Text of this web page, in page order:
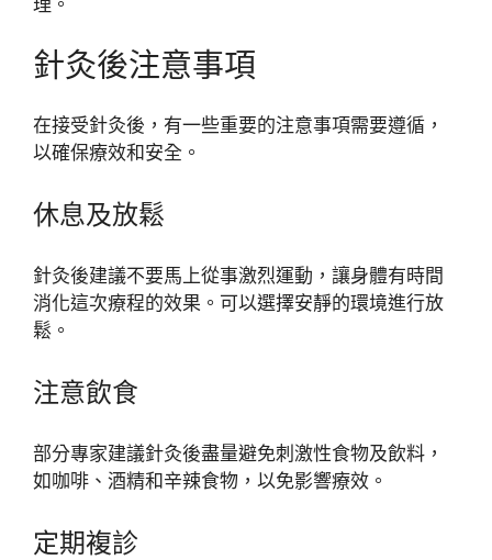
理。
針灸後注意事項
在接受針灸後，有一些重要的注意事項需要遵循，
以確保療效和安全。
休息及放鬆
針灸後建議不要馬上從事激烈運動，讓身體有時間
消化這次療程的效果。可以選擇安靜的環境進行放
鬆。
注意飲食
部分專家建議針灸後盡量避免刺激性食物及飲料，
如咖啡、酒精和辛辣食物，以免影響療效。
定期複診